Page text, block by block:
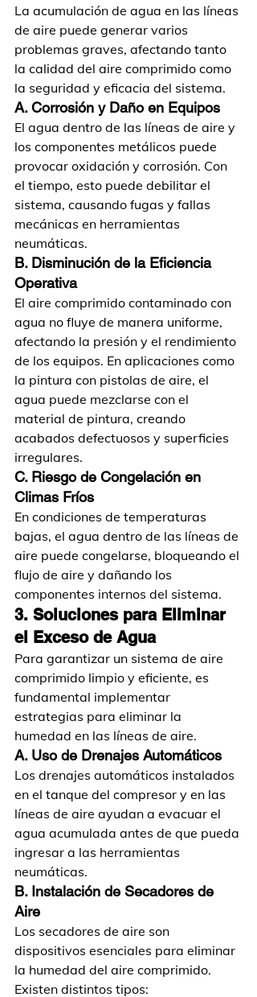
La acumulación de agua en las líneas
de aire puede generar varios
problemas graves, afectando tanto
la calidad del aire comprimido como
la seguridad y eficacia del sistema.
A. Corrosión y Daño en Equipos
El agua dentro de las líneas de aire y
los componentes metálicos puede
provocar oxidación y corrosión. Con
el tiempo, esto puede debilitar el
sistema, causando fugas y fallas
mecánicas en herramientas
neumáticas.
B. Disminución de la Eficiencia
Operativa
El aire comprimido contaminado con
agua no fluye de manera uniforme,
afectando la presión y el rendimiento
de los equipos. En aplicaciones como
la pintura con pistolas de aire, el
agua puede mezclarse con el
material de pintura, creando
acabados defectuosos y superficies
irregulares.
C. Riesgo de Congelación en
Climas Fríos
En condiciones de temperaturas
bajas, el agua dentro de las líneas de
aire puede congelarse, bloqueando el
flujo de aire y dañando los
componentes internos del sistema.
3. Soluciones para Eliminar
el Exceso de Agua
Para garantizar un sistema de aire
comprimido limpio y eficiente, es
fundamental implementar
estrategias para eliminar la
humedad en las líneas de aire.
A. Uso de Drenajes Automáticos
Los drenajes automáticos instalados
en el tanque del compresor y en las
líneas de aire ayudan a evacuar el
agua acumulada antes de que pueda
ingresar a las herramientas
neumáticas.
B. Instalación de Secadores de
Aire
Los secadores de aire son
dispositivos esenciales para eliminar
la humedad del aire comprimido.
Existen distintos tipos: